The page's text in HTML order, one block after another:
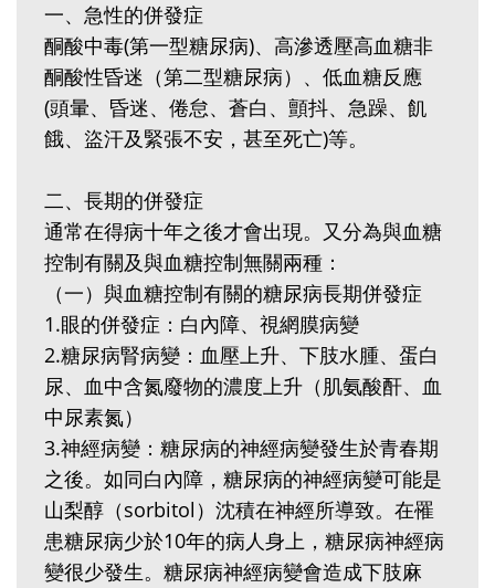
一、急性的併發症
酮酸中毒(第一型糖尿病)、高滲透壓高血糖非
酮酸性昏迷（第二型糖尿病）、低血糖反應
(頭暈、昏迷、倦怠、蒼白、顫抖、急躁、飢
餓、盜汗及緊張不安，甚至死亡)等。
二、長期的併發症
通常在得病十年之後才會出現。又分為與血糖
控制有關及與血糖控制無關兩種：
（一）與血糖控制有關的糖尿病長期併發症
1.眼的併發症：白內障、視網膜病變
2.糖尿病腎病變：血壓上升、下肢水腫、蛋白
尿、血中含氮廢物的濃度上升（肌氨酸酐、血
中尿素氮）
3.神經病變：糖尿病的神經病變發生於青春期
之後。如同白內障，糖尿病的神經病變可能是
山梨醇（sorbitol）沈積在神經所導致。在罹
患糖尿病少於10年的病人身上，糖尿病神經病
變很少發生。糖尿病神經病變會造成下肢麻